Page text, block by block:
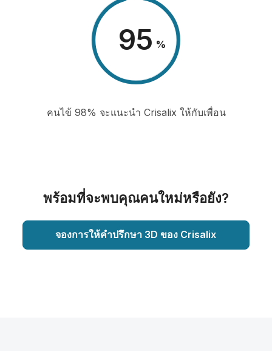
98 %
คนไข้ 98% จะแนะนำ Crisalix ให้กับเพื่อน
พร้อมที่จะพบคุณคนใหม่หรือยัง?
จองการให้คำปรึกษา 3D ของ Crisalix